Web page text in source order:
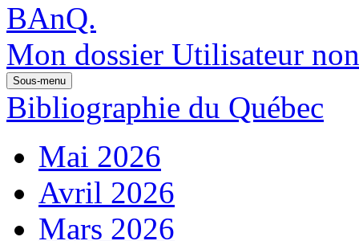
Mon dossier Utilisateur
Sous-menu
Bibliographie du Québec
Mai 2026
Avril 2026
Mars 2026